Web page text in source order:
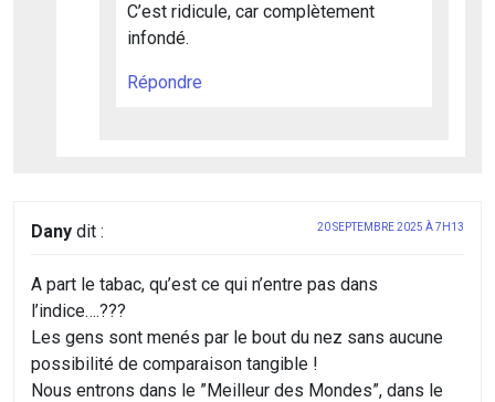
C’est ridicule, car complètement
infondé.
Répondre
Dany dit : 20 SEPTEMBRE 2025 À 7H13
A part le tabac, qu’est ce qui n’entre pas dans
l’indice….???
Les gens sont menés par le bout du nez sans aucune
possibilité de comparaison tangible !
Nous entrons dans le ”Meilleur des Mondes”, dans le